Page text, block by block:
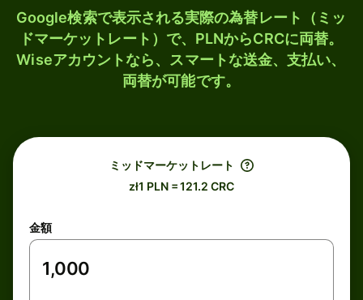
Google検索で表示される実際の為替レート（ミッ
ドマーケットレート）で、PLNからCRCに両替。
Wiseアカウントなら、スマートな送金、支払い、
両替が可能です。
ミッドマーケットレート
zł1 PLN = 121.2 CRC
金額